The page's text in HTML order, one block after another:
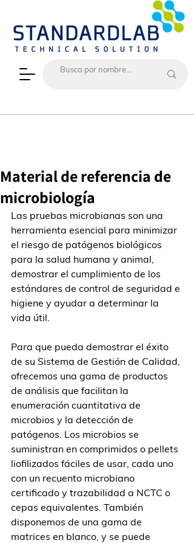
Material de referencia de
microbiología
Las pruebas microbianas son una
herramienta esencial para minimizar
el riesgo de patógenos biológicos
para la salud humana y animal,
demostrar el cumplimiento de los
estándares de control de seguridad e
higiene y ayudar a determinar la
vida útil.
Para que pueda demostrar el éxito
de su Sistema de Gestión de Calidad,
ofrecemos una gama de productos
de análisis que facilitan la
enumeración cuantitativa de
microbios y la detección de
patógenos. Los microbios se
suministran en comprimidos o pellets
liofilizados fáciles de usar, cada uno
con un recuento microbiano
certificado y trazabilidad a NCTC o
cepas equivalentes. También
disponemos de una gama de
matrices en blanco, y se puede